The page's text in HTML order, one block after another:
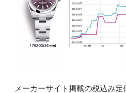
メーカーサイト掲載の税込み定